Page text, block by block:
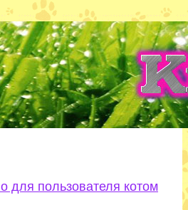
для пользователя котом